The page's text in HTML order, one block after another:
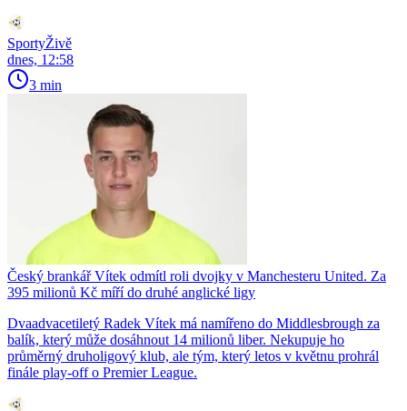
SportyŽivě
dnes, 12:58
3 min
Český brankář Vítek odmítl roli dvojky v Manchesteru United. Za
395 milionů Kč míří do druhé anglické ligy
Dvaadvacetiletý Radek Vítek má namířeno do Middlesbrough za
balík, který může dosáhnout 14 milionů liber. Nekupuje ho
průměrný druholigový klub, ale tým, který letos v květnu prohrál
finále play-off o Premier League.